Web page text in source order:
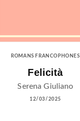
ROMANS FRANCOPHONES
Felicità
Serena Giuliano
12/03/2025